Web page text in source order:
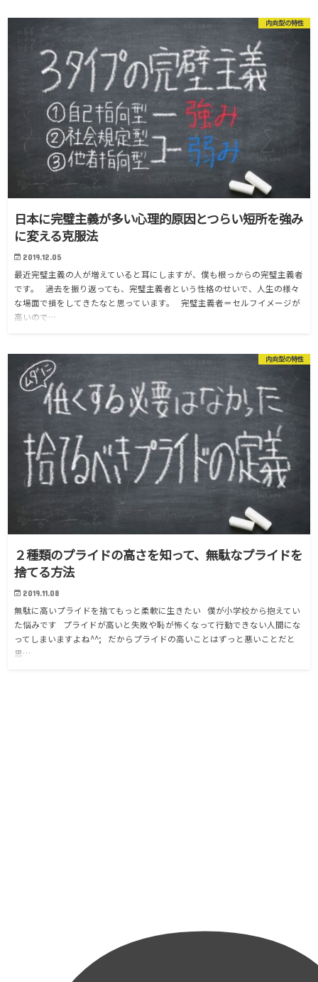
内向型の特性
日本に完璧主義が多い心理的原因とつらい短所を強み
に変える克服法
2019.12.05
最近完璧主義の人が増えていると耳にしますが、僕も根っからの完璧主義者
です。 過去を振り返っても、完璧主義者という性格のせいで、人生の様々
な場面で損をしてきたなと思っています。 完璧主義者＝セルフイメージが
高いので…
内向型の特性
２種類のプライドの高さを知って、無駄なプライドを
捨てる方法
2019.11.08
無駄に高いプライドを捨てもっと柔軟に生きたい 僕が小学校から抱えてい
た悩みです プライドが高いと失敗や恥が怖くなって行動できない人間にな
ってしまいますよね^^; だからプライドの高いことはずっと悪いことだと
思…